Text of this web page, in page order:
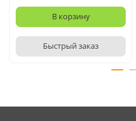
В корзину
Быстрый заказ